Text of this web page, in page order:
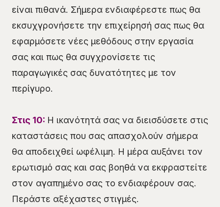
είναι πιθανά. Σήμερα ενδιαφέρεστε πως θα
εκσυχγρονήσετε την επιχείρησή σας πως θα
εφαρμόσετε νέες μεθόδους στην εργασία
σας και πως θα συγχρονίσετε τις
παραγωγικές σας δυνατότητες με τον
περίγυρο.
Στις 10: Η ικανότητά σας να διεισδύσετε στις
καταστάσεις που σας απασχολούν σήμερα
θα αποδειχθεί ωφέλιμη. Η μέρα αυξάνει τον
ερωτισμό σας και σας βοηθά να εκφραστείτε
στον αγαπημένο σας το ενδιαφέρουν σας.
Περάστε αξέχαστες στιγμές.